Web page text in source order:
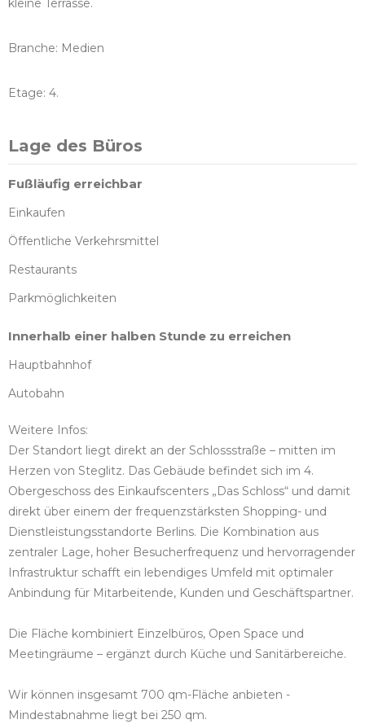
kleine Terrasse.
Branche: Medien
Etage: 4.
Lage des Büros
Fußläufig erreichbar
Einkaufen
Öffentliche Verkehrsmittel
Restaurants
Parkmöglichkeiten
Innerhalb einer halben Stunde zu erreichen
Hauptbahnhof
Autobahn
Weitere Infos:
Der Standort liegt direkt an der Schlossstraße – mitten im
Herzen von Steglitz. Das Gebäude befindet sich im 4.
Obergeschoss des Einkaufscenters „Das Schloss“ und damit
direkt über einem der frequenzstärksten Shopping- und
Dienstleistungsstandorte Berlins. Die Kombination aus
zentraler Lage, hoher Besucherfrequenz und hervorragender
Infrastruktur schafft ein lebendiges Umfeld mit optimaler
Anbindung für Mitarbeitende, Kunden und Geschäftspartner.
Die Fläche kombiniert Einzelbüros, Open Space und
Meetingräume – ergänzt durch Küche und Sanitärbereiche.
Wir können insgesamt 700 qm-Fläche anbieten -
Mindestabnahme liegt bei 250 qm.